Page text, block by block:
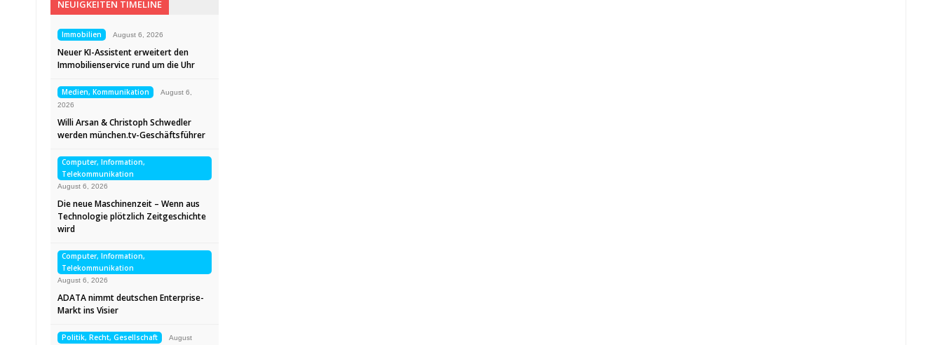
NEUIGKEITEN TIMELINE
Immobilien August 6, 2026
Neuer KI-Assistent erweitert den
Immobilienservice rund um die Uhr
Medien, Kommunikation
August 6,
2026
Willi Arsan & Christoph Schwedler
werden münchen.tv-Geschäftsführer
Computer, Information,
Telekommunikation
August 6, 2026
Die neue Maschinenzeit – Wenn aus
Technologie plötzlich Zeitgeschichte
wird
Computer, Information,
Telekommunikation
August 6, 2026
ADATA nimmt deutschen Enterprise-
Markt ins Visier
Politik, Recht, Gesellschaft
August